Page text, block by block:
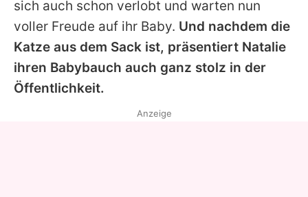
sich auch schon verlobt und warten nun
voller Freude auf ihr Baby. Und nachdem die
Katze aus dem Sack ist, präsentiert Natalie
ihren Babybauch auch ganz stolz in der
Öffentlichkeit.
Anzeige